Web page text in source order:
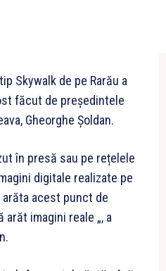
Skywalk de pe Rarău a
făcut de președintele
Gheorghe Șoldan.
în presă sau pe rețelele
digitale realizate pe
acest punct de
imagini reale „, a